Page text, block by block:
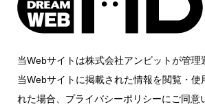
当Webサイトは株式会社アンビットが管理
当Webサイトに掲載された情報を閲覧・使
れた場合、プライバシーポリシーにご同意